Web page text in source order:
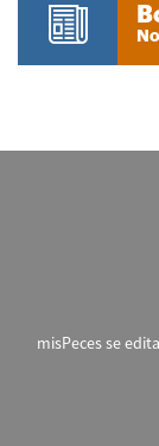
misPeces se